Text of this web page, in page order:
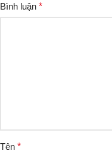
Bình luận *
Tên *